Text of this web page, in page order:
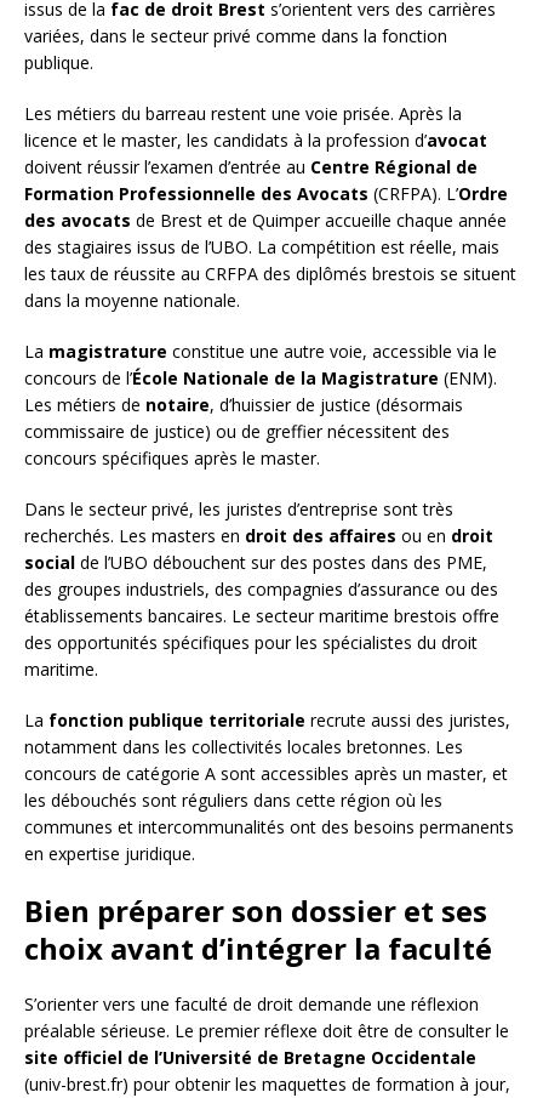
issus de la fac de droit Brest s’orientent vers des carrières
variées, dans le secteur privé comme dans la fonction
publique.
Les métiers du barreau restent une voie prisée. Après la
licence et le master, les candidats à la profession d’avocat
doivent réussir l’examen d’entrée au Centre Régional de
Formation Professionnelle des Avocats (CRFPA). L’Ordre
des avocats de Brest et de Quimper accueille chaque année
des stagiaires issus de l’UBO. La compétition est réelle, mais
les taux de réussite au CRFPA des diplômés brestois se situent
dans la moyenne nationale.
La magistrature constitue une autre voie, accessible via le
concours de l’École Nationale de la Magistrature (ENM).
Les métiers de notaire, d’huissier de justice (désormais
commissaire de justice) ou de greffier nécessitent des
concours spécifiques après le master.
Dans le secteur privé, les juristes d’entreprise sont très
recherchés. Les masters en droit des affaires ou en droit
social de l’UBO débouchent sur des postes dans des PME,
des groupes industriels, des compagnies d’assurance ou des
établissements bancaires. Le secteur maritime brestois offre
des opportunités spécifiques pour les spécialistes du droit
maritime.
La fonction publique territoriale recrute aussi des juristes,
notamment dans les collectivités locales bretonnes. Les
concours de catégorie A sont accessibles après un master, et
les débouchés sont réguliers dans cette région où les
communes et intercommunalités ont des besoins permanents
en expertise juridique.
Bien préparer son dossier et ses
choix avant d’intégrer la faculté
S’orienter vers une faculté de droit demande une réflexion
préalable sérieuse. Le premier réflexe doit être de consulter le
site officiel de l’Université de Bretagne Occidentale
(univ-brest.fr) pour obtenir les maquettes de formation à jour,